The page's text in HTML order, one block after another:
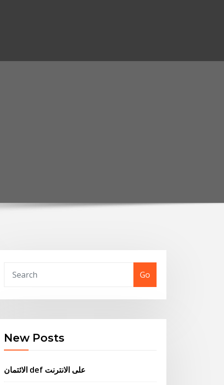
Go
New Posts
الائتمان def على الانترنت